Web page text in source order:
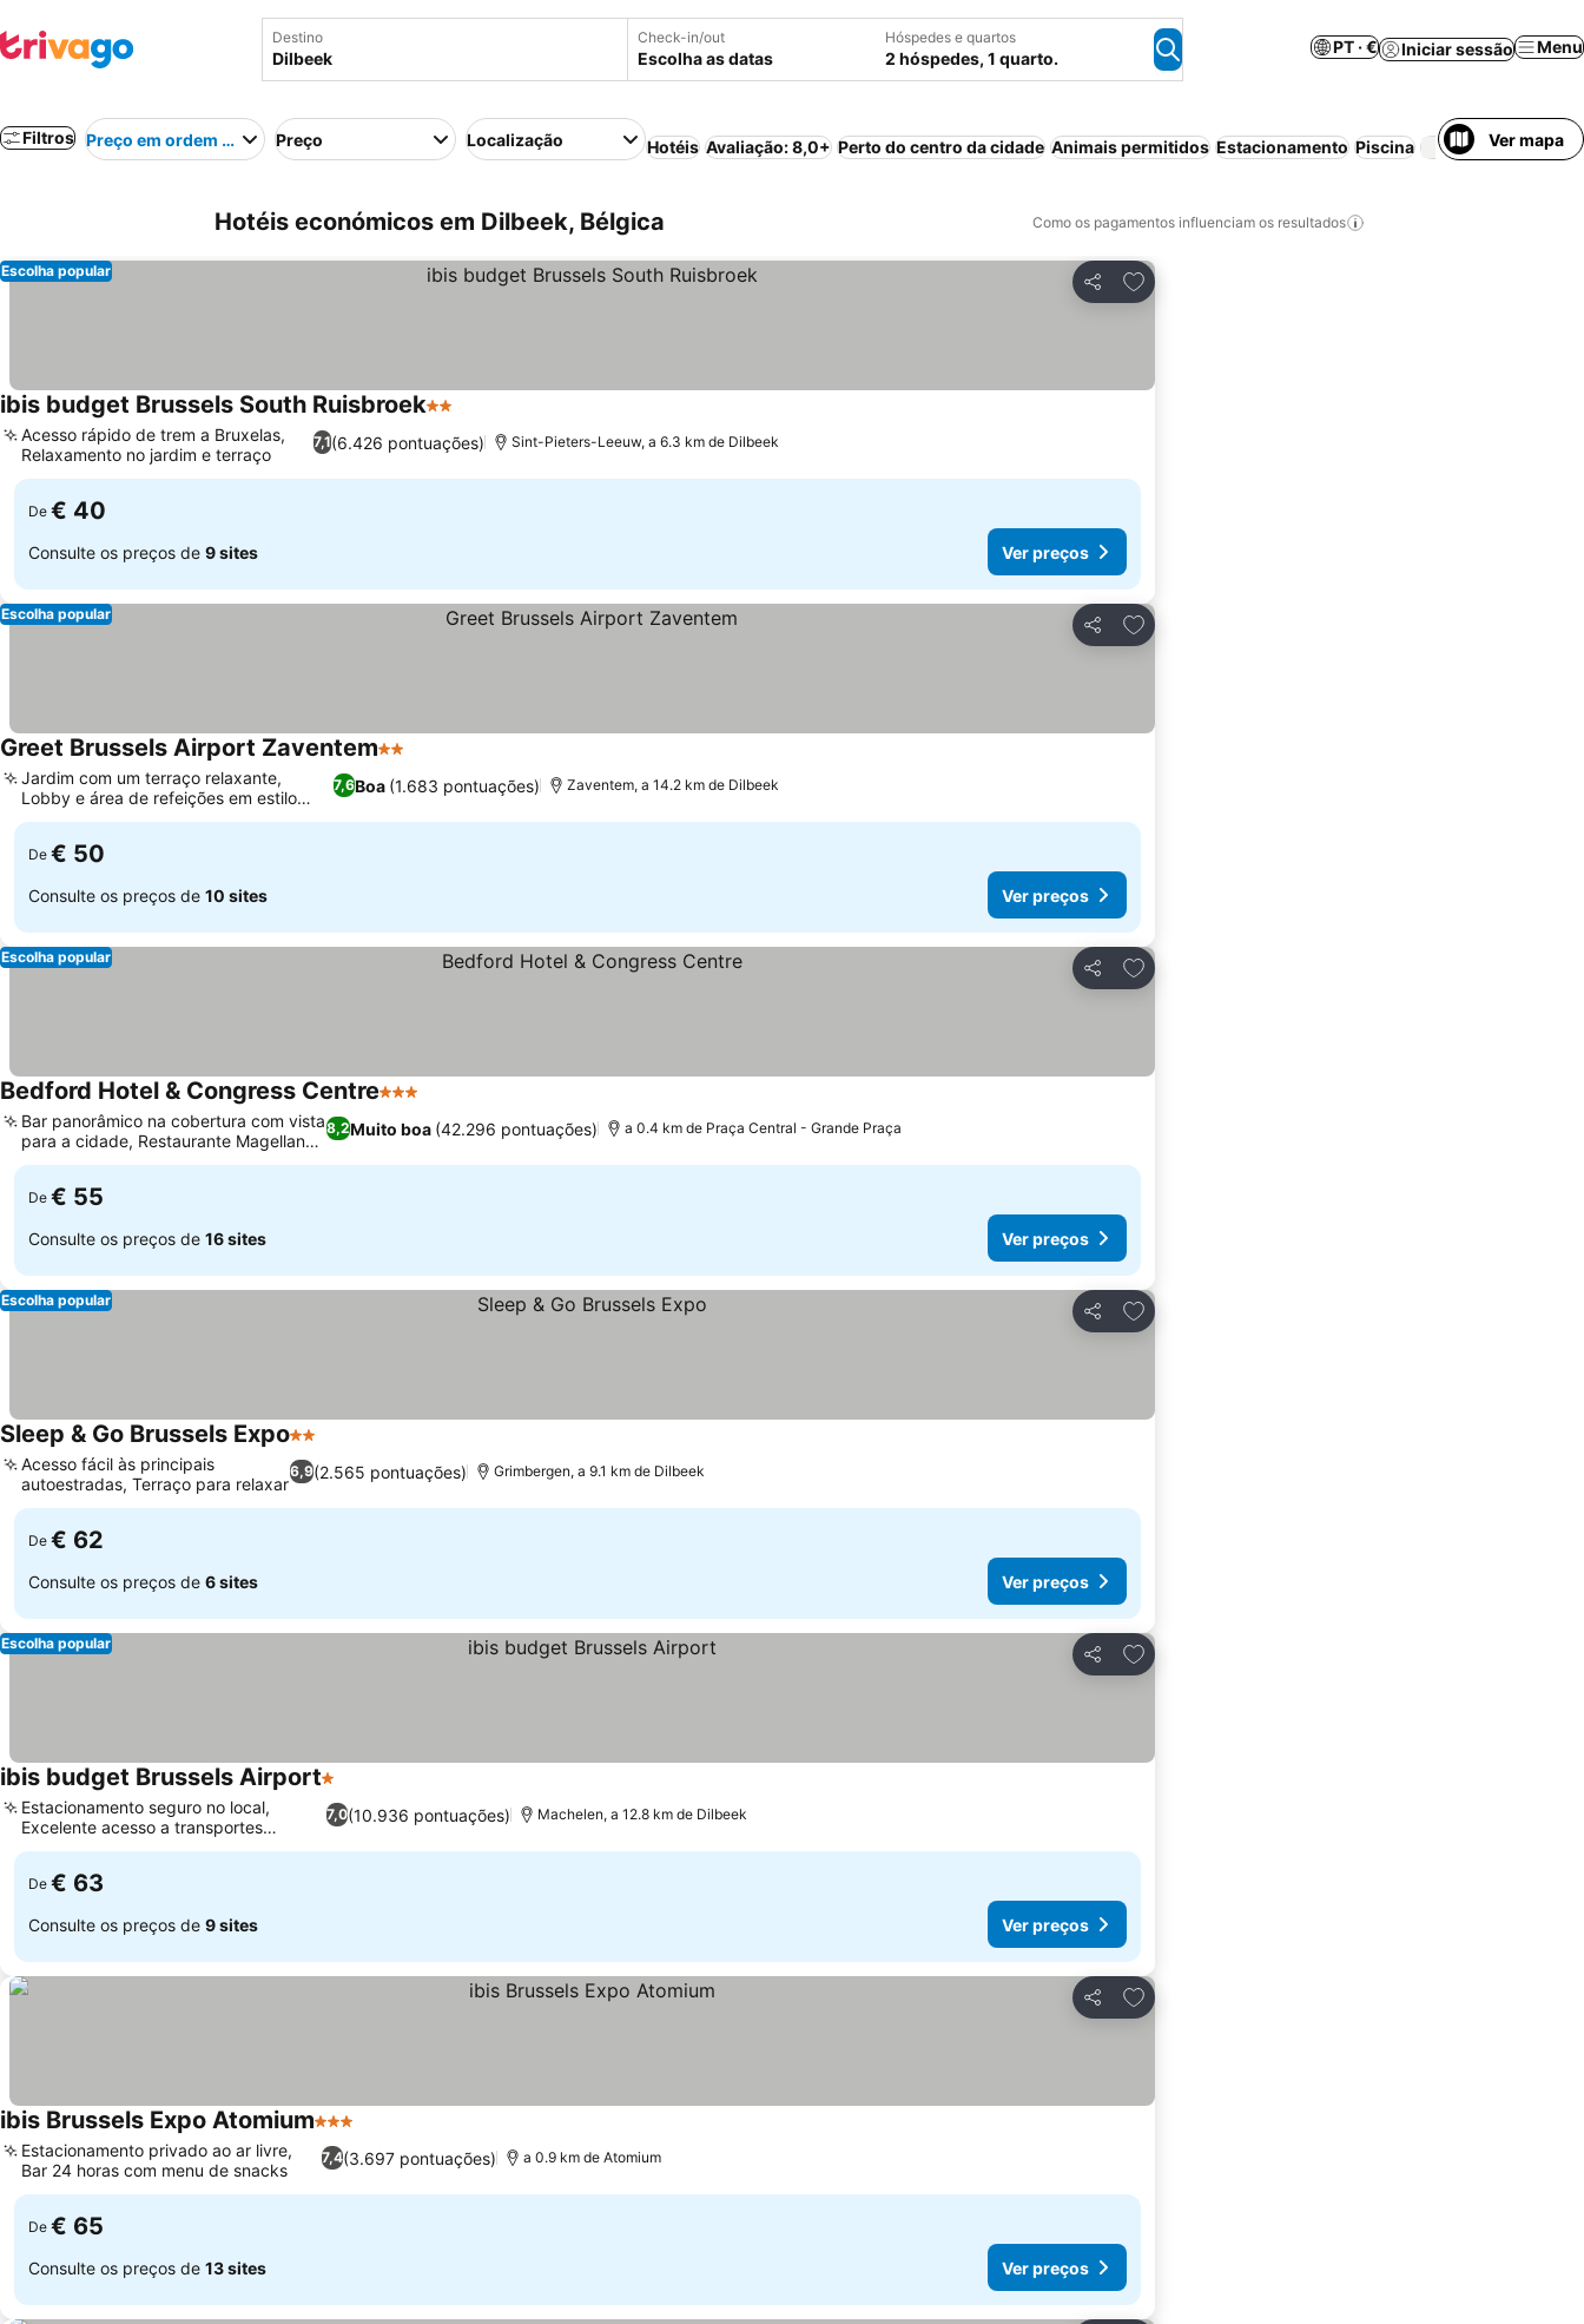
Destino Check-in/out
Escolha as datas
Hóspedes e quartos
2 hóspedes, 1 quarto.
PT · € Iniciar sessão Menu
Filtros Preço em ordem crescentePreço Localização Hotéis Avaliação: 8,0+ Perto do centro da cidade Animais permitidos Estacionamento Piscina Wi-fi
Ver mapa
Hotéis económicos em Dilbeek, Bélgica Como os pagamentos influenciam os resultados
Partilhar
Adicionar aos favoritos
Escolha popular
ibis budget Brussels South Ruisbroek2 Estrelas
7,1(6.426 pontuações)
Acesso rápido de trem a Bruxelas,
Relaxamento no jardim e terraço
Sint-Pieters-Leeuw, a 6.3 km de Dilbeek
De € 40
Consulte os preços de 9 sites Ver preços
Partilhar
Adicionar aos favoritos
Escolha popular
Greet Brussels Airport Zaventem2 Estrelas
7,6Boa (1.683 pontuações)
Jardim com um terraço relaxante,
Lobby e área de refeições em estilo
vintage
Zaventem, a 14.2 km de Dilbeek
De € 50
Consulte os preços de 10 sites Ver preços
Partilhar
Adicionar aos favoritos
Escolha popular
Bedford Hotel & Congress Centre3 Estrelas
8,2Muito boa (42.296 pontuações)
Bar panorâmico na cobertura com vista
para a cidade, Restaurante Magellan
no local
a 0.4 km de Praça Central - Grande Praça
De € 55
Consulte os preços de 16 sites Ver preços
Partilhar
Adicionar aos favoritos
Escolha popular
Sleep & Go Brussels Expo2 Estrelas
6,9(2.565 pontuações)
Acesso fácil às principais
autoestradas, Terraço para relaxar
Grimbergen, a 9.1 km de Dilbeek
De € 62
Consulte os preços de 6 sites Ver preços
Partilhar
Adicionar aos favoritos
Escolha popular
ibis budget Brussels Airport1 Estrelas
7,0(10.936 pontuações)
Estacionamento seguro no local,
Excelente acesso a transportes
públicos
Machelen, a 12.8 km de Dilbeek
De € 63
Consulte os preços de 9 sites Ver preços
Partilhar
Adicionar aos favoritos
ibis Brussels Expo Atomium3 Estrelas
7,4(3.697 pontuações)
Estacionamento privado ao ar livre,
Bar 24 horas com menu de snacks
a 0.9 km de Atomium
De € 65
Consulte os preços de 13 sites Ver preços